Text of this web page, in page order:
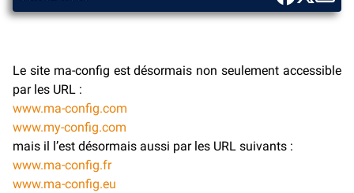
Le site ma-config est désormais non seulement accessible
par les URL :
www.ma-config.com
www.my-config.com
mais il l’est désormais aussi par les URL suivants :
www.ma-config.fr
www.ma-config.eu